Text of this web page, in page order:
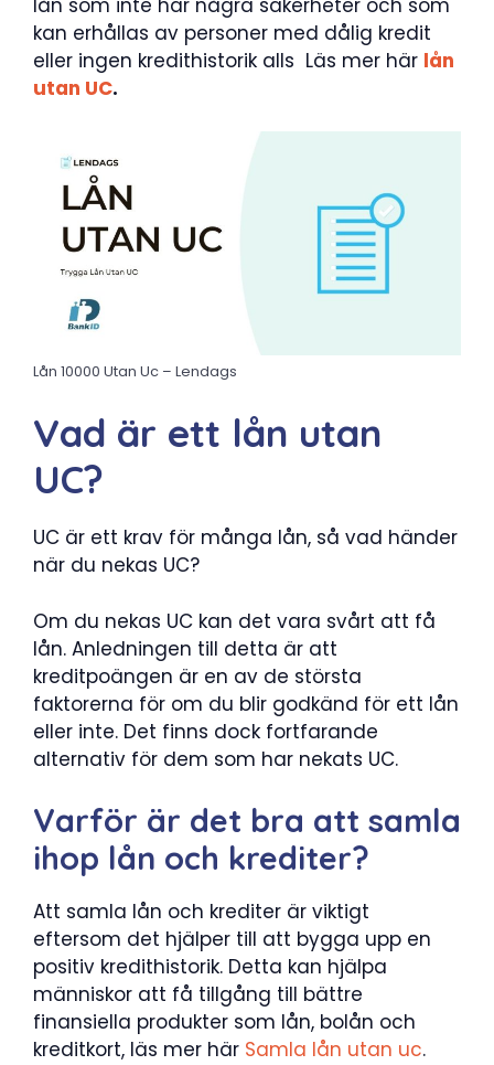
lån som inte har några säkerheter och som
kan erhållas av personer med dålig kredit
eller ingen kredithistorik alls Läs mer här lån
utan UC.
Lån 10000 Utan Uc – Lendags
Vad är ett lån utan
UC?
UC är ett krav för många lån, så vad händer
när du nekas UC?
Om du nekas UC kan det vara svårt att få
lån. Anledningen till detta är att
kreditpoängen är en av de största
faktorerna för om du blir godkänd för ett lån
eller inte. Det finns dock fortfarande
alternativ för dem som har nekats UC.
Varför är det bra att samla
ihop lån och krediter?
Att samla lån och krediter är viktigt
eftersom det hjälper till att bygga upp en
positiv kredithistorik. Detta kan hjälpa
människor att få tillgång till bättre
finansiella produkter som lån, bolån och
kreditkort, läs mer här Samla lån utan uc.